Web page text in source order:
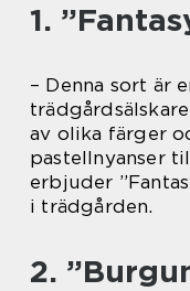
1.
– Denna sort är
av olika färger
pastellnyanser
erbjuder
i trädgården.
2.